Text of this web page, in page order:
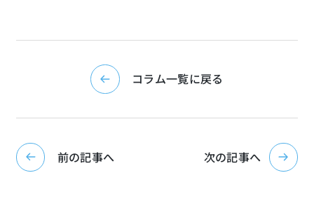
コラム一覧に戻る
前の記事へ 次の記事へ